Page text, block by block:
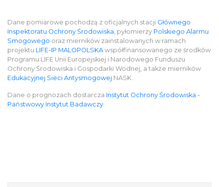
Dane pomiarowe pochodzą z oficjalnych stacji Głównego
Inspektoratu Ochrony Środowiska , pyłomierzy Polskiego Alarmu
Smogowego oraz mierników zainstalowanych w ramach
projektu LIFE-IP MALOPOLSKA współfinansowanego ze środków
Programu LIFE Unii Europejskiej i Narodowego Funduszu
Ochrony Środowiska i Gospodarki Wodnej, a także mierników
Edukacyjnej Sieci Antysmogowej NASK.
Dane o prognozach dostarcza Instytut Ochrony Środowiska -
Państwowy Instytut Badawczy